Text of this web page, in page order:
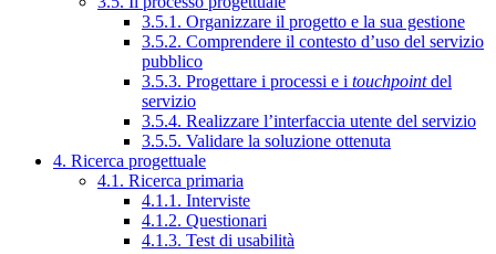
3.5.1. Organizzare il progetto e la sua gestione
3.5.2. Comprendere il contesto d’uso del servizio
pubblico
3.5.3. Progettare i processi e i touchpointdel
servizio
3.5.4. Realizzare l’interfaccia utente del servizio
3.5.5. Validare la soluzione ottenuta
4. Ricerca progettuale
4.1. Ricerca primaria
4.1.1. Interviste
4.1.2. Questionari
4.1.3. Test di usabilità